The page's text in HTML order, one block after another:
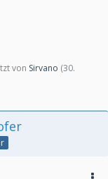
von Sirvano (30.